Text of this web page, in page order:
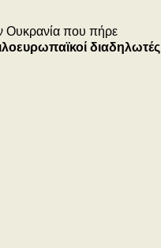
Ουκρανία που πήρε
διαδηλωτές